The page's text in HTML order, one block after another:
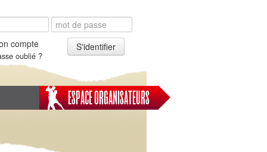
compte
oublié ?
S'identifier
ESPACE ORGANISATEURS